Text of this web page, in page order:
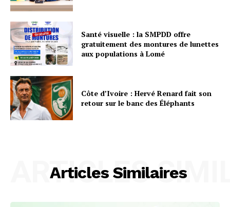
Santé visuelle : la SMPDD offre
gratuitement des montures de lunettes
aux populations à Lomé
Côte d’Ivoire : Hervé Renard fait son
retour sur le banc des Éléphants
Articles Similaires
ARTICLES